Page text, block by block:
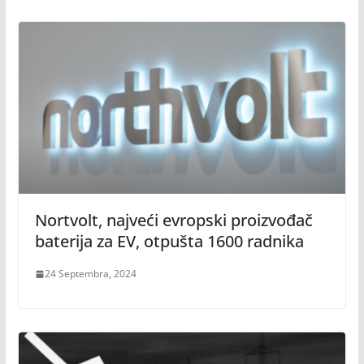
Nortvolt, najveći evropski proizvođač
baterija za EV, otpušta 1600 radnika
24 Septembra, 2024